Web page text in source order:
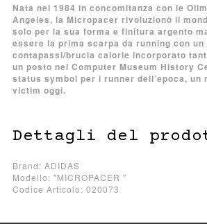
Nata nel 1984 in concomitanza con le
Angeles, la Micropacer rivoluzionò il
solo per la sua forma e finitura argento
essere la prima scarpa da running con
contapassi/brucia calorie incorporato
un posto nel Computer Museum History
status symbol per i runner dell’epoca, un
victim oggi.
Dettagli del
Brand: ADIDAS
Modello: "MICROPACER "
Codice Articolo: 020073